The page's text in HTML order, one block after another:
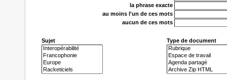
la phrase exacte
au moins l'un de ces mots
aucun de ces mots
Sujet Type de document